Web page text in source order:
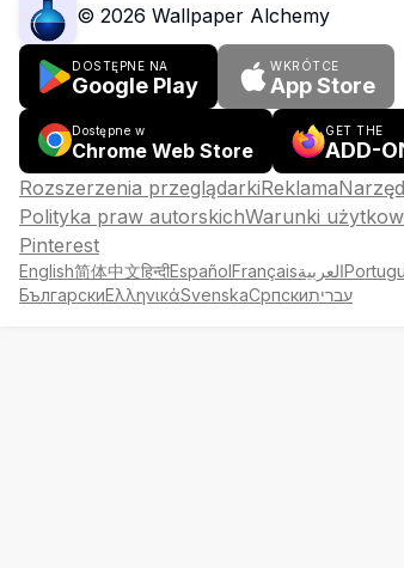
© 2026 Wallpaper Alchemy
DOSTĘPNE NA
Google Play
WKRÓTCE
App Store
Dostępne w
Chrome Web Store
GET THE
ADD-
Rozszerzenia przeglądarkiReklama
Polityka praw autorskichWarunki
Pinterest
English简体中文हिन्दीEspañolFrançaisالعربية
БългарскиΕλληνικάSvenskaСрпскиעברית